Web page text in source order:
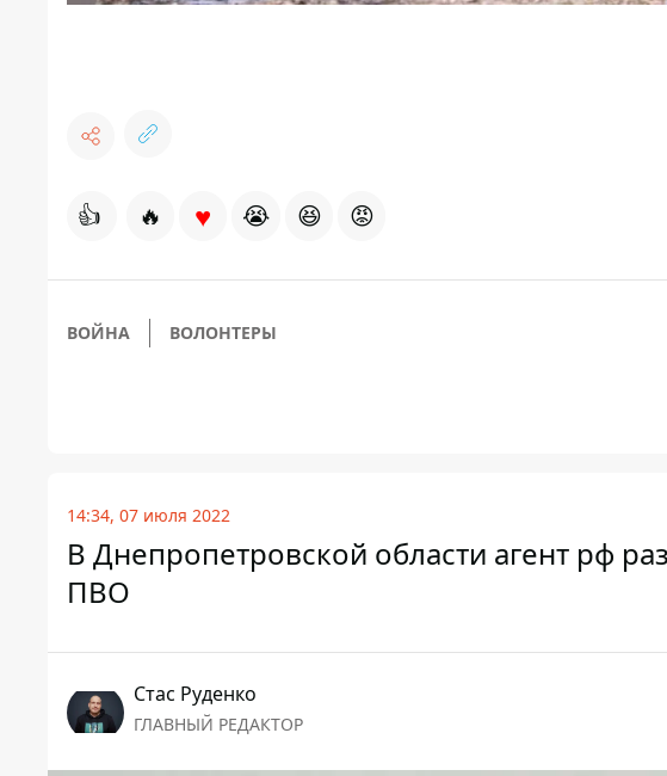
👍 🔥 ♥ 😭 😆 😡
ВОЙНА ВОЛОНТЕРЫ
14:34, 07 июля 2022
В Днепропетровской области агент рф
ПВО
Стаc Руденко
ГЛАВНЫЙ РЕДАКТОР